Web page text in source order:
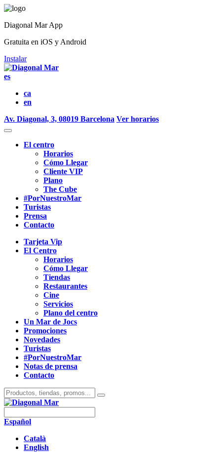
Diagonal Mar App
Gratuita en iOS y Android
Instalar
es
ca
en
Av. Diagonal, 3, 08019 Barcelona Ver horarios
El centro
Horarios
Cómo Llegar
Cliente VIP
Plano
The Cube
#PorNuestroMar
Turistas
Prensa
Contacto
Tarjeta Vip
El Centro
Horarios
Cómo Llegar
Tiendas
Restaurantes
Cine
Servicios
Plano del centro
Un Mar de Jocs
Promociones
Novedades
Turistas
#PorNuestroMar
Notas de prensa
Contacto
Español
Català
English